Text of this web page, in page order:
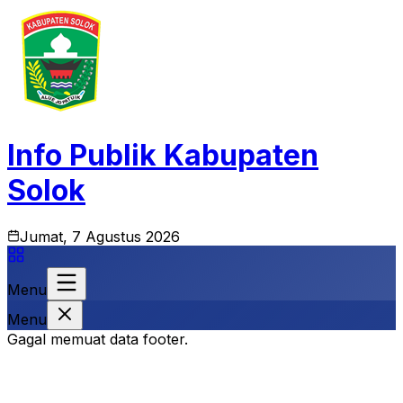
Info Publik Kabupaten
Solok
Jumat, 7 Agustus 2026
Menu
Menu
Gagal memuat data footer.